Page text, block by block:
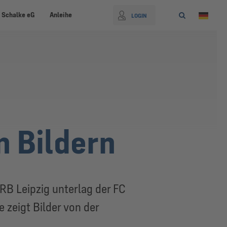
eG Anleihe LOGIN
Bildern
Leipzig unterlag der FC
zeigt Bilder von der